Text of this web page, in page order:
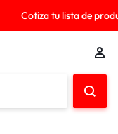
Cotiza tu lista de